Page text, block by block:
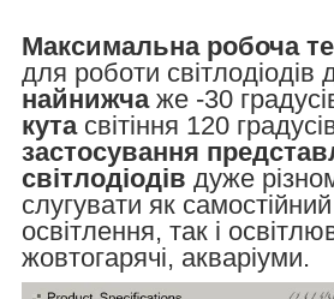
Максимальна робоча
для роботи світлодіодів
найнижчаже -30
кутасвітіння 120
застосування
світлодіодів дуже
слугувати як
освітлення, так і
жовтогарячі, акваріуми.